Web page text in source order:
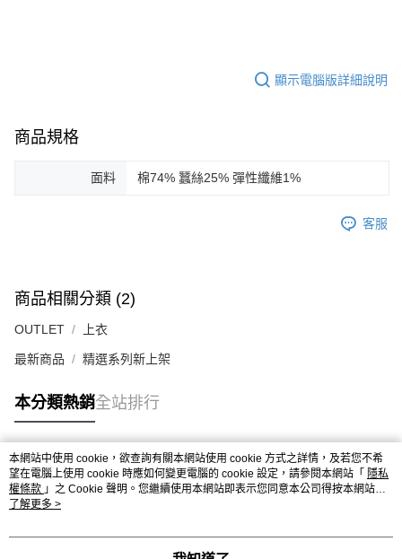
顯示電腦版詳細說明
商品規格
面料 棉74% 蠶絲25% 彈性纖維1%
客服
商品相關分類 (2)
OUTLET 上衣
最新商品 精選系列新上架
本分類熱銷全站排行
熱門標籤
本網站中使用 cookie，欲查詢有關本網站使用 cookie 方式之詳情，及若您不希
望在電腦上使用 cookie 時應如何變更電腦的 cookie 設定，請參閱本網站「 隱私
權條款 」之 Cookie 聲明。您繼續使用本網站即表示您同意本公司得按本網站使
用條款之 Cookie 聲明使用 cookie。
了解更多 >